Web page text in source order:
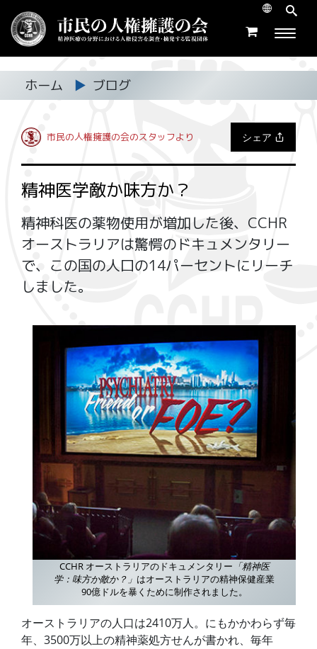
ホーム ▶ ブログ
市民の人権擁護の会のスタッフより シェア
精神医学敵か味方か？
精神科医の薬物使用が増加した後、CCHR
オーストラリアは驚愕のドキュメンタリー
で、この国の人口の14パーセントにリーチ
しました。
CCHR オーストラリアのドキュメンタリー 「精神医
学：味方か敵か？」 はオーストラリアの精神保健産業
90億ドルを暴くために制作されました。
オーストラリアの人口は2410万人。にもかかわらず毎
年、3500万以上の精神薬処方せんが書かれ、毎年